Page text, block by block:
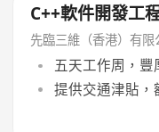
C++軟件開發工
先臨三維（香港）有限
五天工作周，
提供交通津貼，